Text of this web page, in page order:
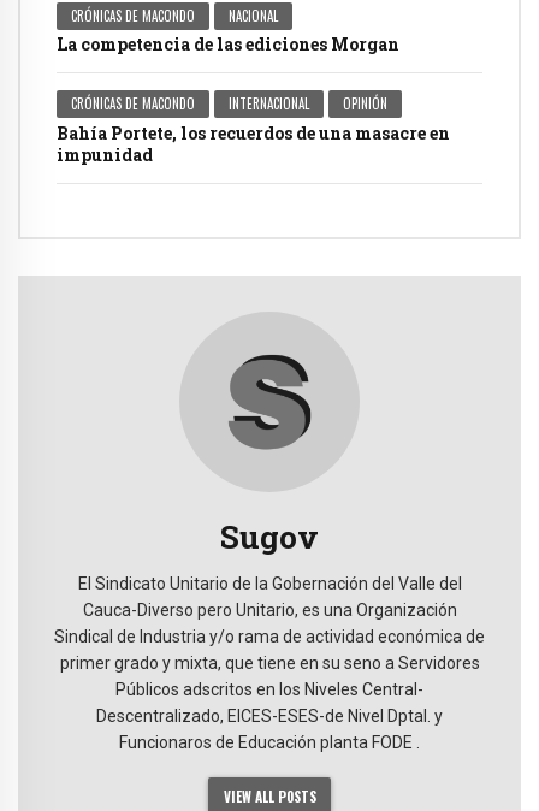
CRÓNICAS DE MACONDO NACIONAL
La competencia de las ediciones Morgan
CRÓNICAS DE MACONDO INTERNACIONAL OPINIÓN
Bahía Portete, los recuerdos de una masacre en
impunidad
Sugov
El Sindicato Unitario de la Gobernación del Valle del
Cauca-Diverso pero Unitario, es una Organización
Sindical de Industria y/o rama de actividad económica de
primer grado y mixta, que tiene en su seno a Servidores
Públicos adscritos en los Niveles Central-
Descentralizado, EICES-ESES-de Nivel Dptal. y
Funcionaros de Educación planta FODE .
VIEW ALL POSTS